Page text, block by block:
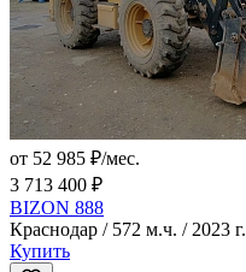
от 52 985 ₽/мес.
3 713 400 ₽
BIZON 888
Краснодар / 572 м.ч. / 2023 г.
Купить